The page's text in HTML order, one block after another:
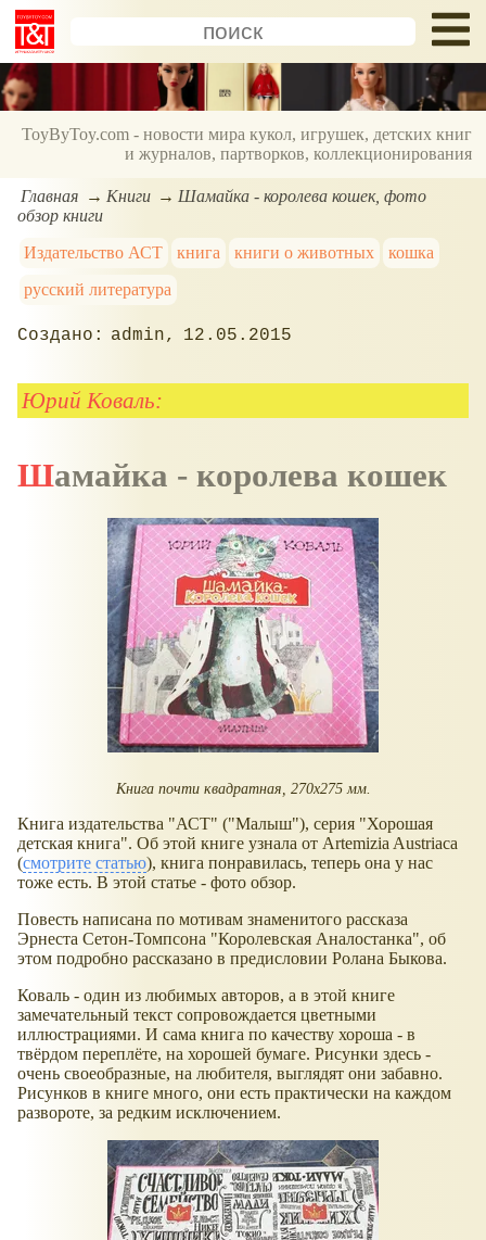
ToyByToy.com - новости мира кукол, игрушек, детских книг
и журналов, партворков, коллекционирования
Главная Книги
Шамайка - королева кошек, фото
обзор книги
Издательство АСТ
книга книги о животных
кошка
русский литература
admin 12.05.2015
Юрий Коваль:
Шамайка - королева кошек
Книга почти квадратная, 270x275 мм.
Книга издательства "АСТ" ("Малыш"), серия "Хорошая
детская книга". Об этой книге узнала от Artemizia Austriaca
(смотрите статью), книга понравилась, теперь она у нас
тоже есть. В этой статье - фото обзор.
Повесть написана по мотивам знаменитого рассказа
Эрнеста Сетон-Томпсона "Королевская Аналостанка", об
этом подробно рассказано в предисловии Ролана Быкова.
Коваль - один из любимых авторов, а в этой книге
замечательный текст сопровождается цветными
иллюстрациями. И сама книга по качеству хороша - в
твёрдом переплёте, на хорошей бумаге. Рисунки здесь -
очень своеобразные, на любителя, выглядят они забавно.
Рисунков в книге много, они есть практически на каждом
развороте, за редким исключением.